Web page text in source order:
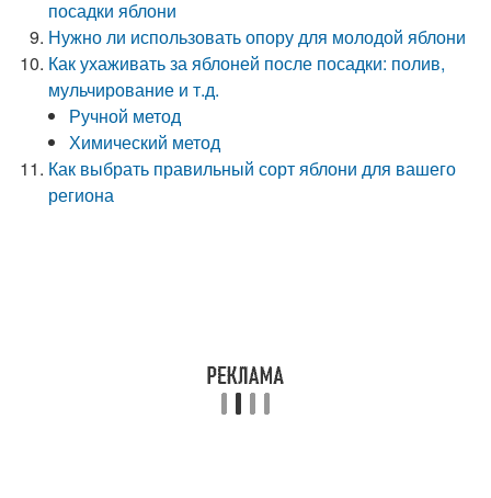
посадки яблони
Нужно ли использовать опору для молодой яблони
Как ухаживать за яблоней после посадки: полив,
мульчирование и т.д.
Ручной метод
Химический метод
Как выбрать правильный сорт яблони для вашего
региона